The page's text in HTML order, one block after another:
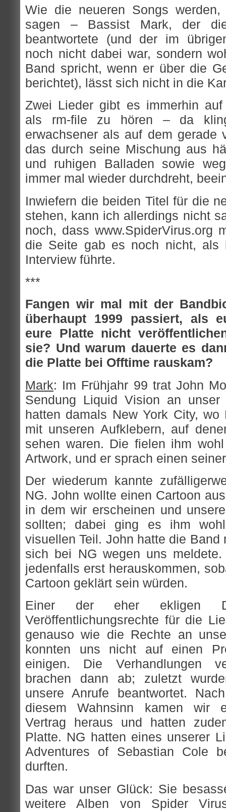
Wie die neueren Songs
sagen – Bassist Mark, der
beantwortete (und der im
noch nicht dabei war, sondern
Band spricht, wenn er über die
berichtet), lässt sich nicht in die
Zwei Lieder gibt es immerhin auf
als rm-file zu hören – da
erwachsener als auf dem gerade
das durch seine Mischung aus
und ruhigen Balladen sowie
immer mal wieder durchdreht,
Inwiefern die beiden Titel für die
stehen, kann ich allerdings nicht
noch, dass www.SpiderVirus.org
die Seite gab es noch nicht, als
Interview führte.
***
Fangen wir mal mit der
überhaupt 1999 passiert, als
eure Platte nicht
sie? Und warum dauerte es
die Platte bei Offtime rauskam?
Mark: Im Frühjahr 99 trat John
Sendung Liquid Vision an
hatten damals New York City, wo
mit unseren Aufklebern, auf
sehen waren. Die fielen ihm
Artwork, und er sprach einen
Der wiederum kannte
NG. John wollte einen Cartoon
in dem wir erscheinen und
sollten; dabei ging es ihm
visuellen Teil. John hatte die Band
sich bei NG wegen uns
jedenfalls erst herauskommen,
Cartoon geklärt sein würden.
Einer der eher ekligen
Veröffentlichungsrechte für die
genauso wie die Rechte an
konnten uns nicht auf einen
einigen. Die Verhandlungen
brachen dann ab; zuletzt
unsere Anrufe beantwortet.
diesem Wahnsinn kamen wir
Vertrag heraus und hatten
Platte. NG hatten eines unserer
Adventures of Sebastian Cole
durften.
Das war unser Glück: Sie
weitere Alben von Spider